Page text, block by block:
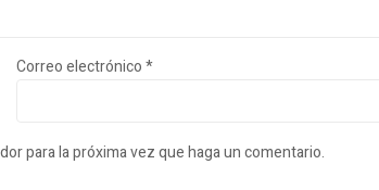
Correo electrónico*
para la próxima vez que haga un comentario.